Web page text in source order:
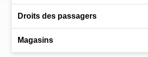
Droits des passagers
Magasins